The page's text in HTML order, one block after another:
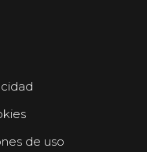
de uso